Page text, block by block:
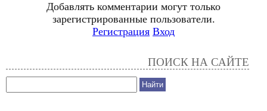
Добавлять комментарии могут только
зарегистрированные пользователи.
Регистрация Вход
ПОИСК НА САЙТЕ